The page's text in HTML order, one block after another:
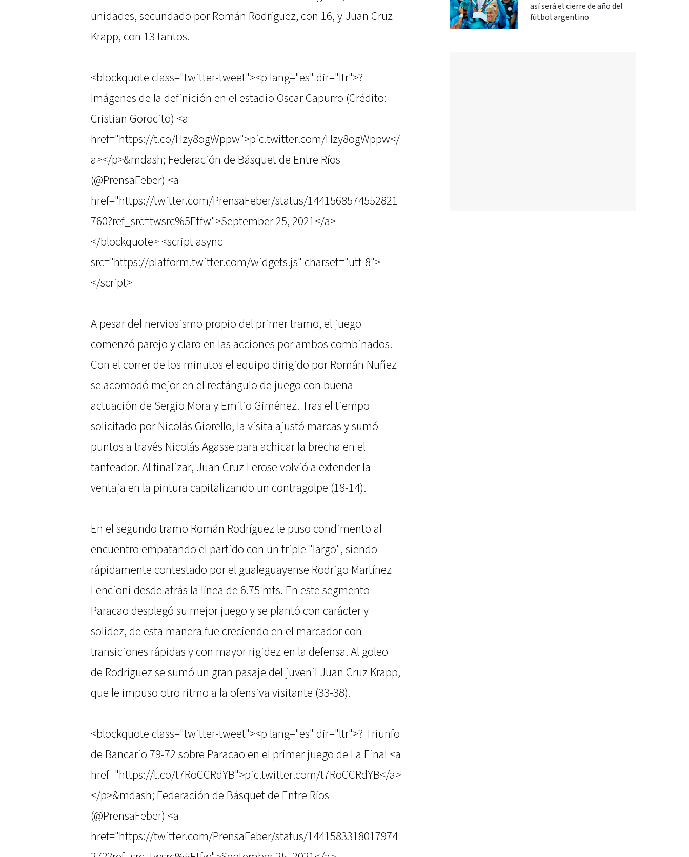
unidades, secundado por Román Rodríguez, con 16, y Juan Cruz
Krapp, con 13 tantos.
<blockquote class="twitter-tweet"><p lang="es" dir="ltr">?
Imágenes de la definición en el estadio Oscar Capurro (Crédito:
Cristian Gorocito) <a
href="https://t.co/Hzy8ogWppw">pic.twitter.com/Hzy8ogWppw</
a></p>&mdash; Federación de Básquet de Entre Ríos
(@PrensaFeber) <a
href="https://twitter.com/PrensaFeber/status/1441568574552821
760?ref_src=twsrc%5Etfw">September 25, 2021</a>
</blockquote> <script async
src="https://platform.twitter.com/widgets.js" charset="utf-8">
</script>
A pesar del nerviosismo propio del primer tramo, el juego
comenzó parejo y claro en las acciones por ambos combinados.
Con el correr de los minutos el equipo dirigido por Román Nuñez
se acomodó mejor en el rectángulo de juego con buena
actuación de Sergio Mora y Emilio Giménez. Tras el tiempo
solicitado por Nicolás Giorello, la visita ajustó marcas y sumó
puntos a través Nicolás Agasse para achicar la brecha en el
tanteador. Al finalizar, Juan Cruz Lerose volvió a extender la
ventaja en la pintura capitalizando un contragolpe (18-14).
En el segundo tramo Román Rodríguez le puso condimento al
encuentro empatando el partido con un triple "largo", siendo
rápidamente contestado por el gualeguayense Rodrigo Martínez
Lencioni desde atrás la línea de 6.75 mts. En este segmento
Paracao desplegó su mejor juego y se plantó con carácter y
solidez, de esta manera fue creciendo en el marcador con
transiciones rápidas y con mayor rigidez en la defensa. Al goleo
de Rodríguez se sumó un gran pasaje del juvenil Juan Cruz Krapp,
que le impuso otro ritmo a la ofensiva visitante (33-38).
<blockquote class="twitter-tweet"><p lang="es" dir="ltr">? Triunfo
de Bancario 79-72 sobre Paracao en el primer juego de La Final <a
href="https://t.co/t7RoCCRdYB">pic.twitter.com/t7RoCCRdYB</a>
</p>&mdash; Federación de Básquet de Entre Ríos
(@PrensaFeber) <a
href="https://twitter.com/PrensaFeber/status/1441583318017974
así será el cierre de año del
fútbol argentino